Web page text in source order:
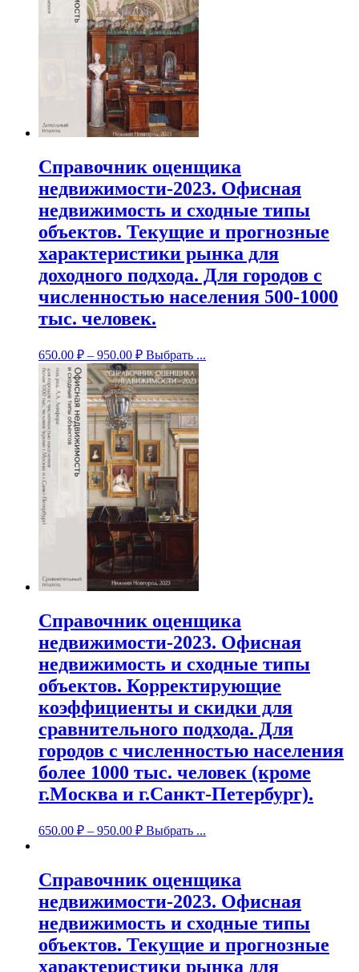
Справочник оценщика
недвижимости-2023. Офисная
недвижимость и сходные типы
объектов. Текущие и прогнозные
характеристики рынка для
доходного подхода. Для городов с
численностью населения 500-1000
тыс. человек.
650.00 ₽ – 950.00 ₽ Выбрать ...
Справочник оценщика
недвижимости-2023. Офисная
недвижимость и сходные типы
объектов. Корректирующие
коэффициенты и скидки для
сравнительного подхода. Для
городов с численностью населения
более 1000 тыс. человек (кроме
г.Москва и г.Санкт-Петербург).
650.00 ₽ – 950.00 ₽ Выбрать ...
Справочник оценщика
недвижимости-2023. Офисная
недвижимость и сходные типы
объектов. Текущие и прогнозные
характеристики рынка для